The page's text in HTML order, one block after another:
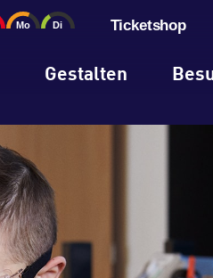
Ticketshop
Gestalten